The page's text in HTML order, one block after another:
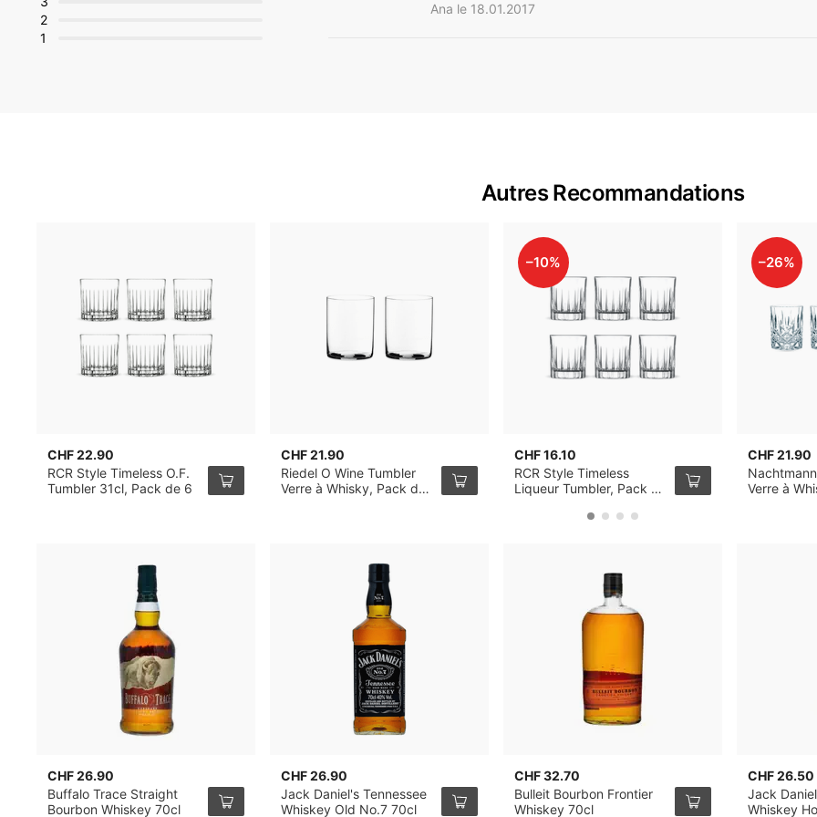
2
1
Ana le 18.01.2017
Autres Recommandations
CHF 22.90
RCR Style Timeless O.F.
Tumbler 31cl, Pack de 6
CHF 21.90
Riedel O Wine Tumbler
Verre à Whisky, Pack de
–10%
CHF 16.10
RCR Style Timeless
Liqueur Tumbler, Pack de
–26%
CHF 21.90
Verre à
CHF 26.90
Buffalo Trace Straight
Bourbon Whiskey 70cl
CHF 26.90
Jack Daniel's Tennessee
Whiskey Old No.7 70cl
CHF 32.70
Bulleit Bourbon Frontier
Whiskey 70cl
CHF 26.50
Jack
Whiskey